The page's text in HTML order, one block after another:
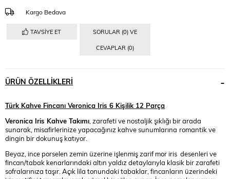
Kargo Bedava
TAVSIYE ET SORULAR (0) VE
CEVAPLAR (0)
ÜRÜN ÖZELLIKLERI
Türk Kahve Fincanı Veronica Iris 6 Kişilik 12 Parça
Veronica Iris Kahve Takımı , zarafeti ve nostaljik şıklığı bir arada
sunarak, misafirlerinize yapacağınız kahve sunumlarına romantik ve
dingin bir dokunuş katıyor.
Beyaz, ince porselen zemin üzerine işlenmiş zarif mor iris desenleri ve
fincan/tabak kenarlarındaki altın yaldız detaylarıyla klasik bir zarafeti
sofralarınıza taşır. Açık lila tonundaki tabaklar, fincanların üzerindeki